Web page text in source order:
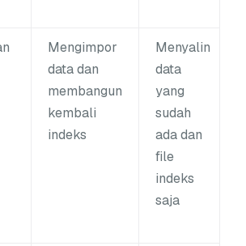
Mengimpor
data dan
membangun
kembali
indeks
Menyalin
data
yang
sudah
ada dan
file
indeks
saja